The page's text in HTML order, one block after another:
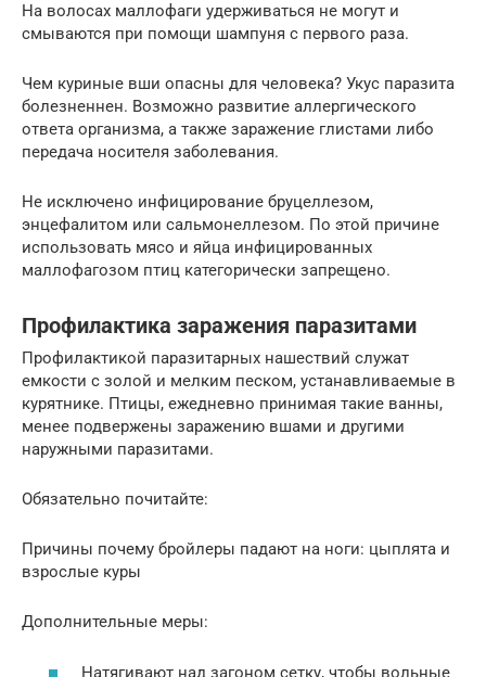
На волосах маллофаги удерживаться не могут и
смываются при помощи шампуня с первого раза.
Чем куриные вши опасны для человека? Укус паразита
болезненнен. Возможно развитие аллергического
ответа организма, а также заражение глистами либо
передача носителя заболевания.
Не исключено инфицирование бруцеллезом,
энцефалитом или сальмонеллезом. По этой причине
использовать мясо и яйца инфицированных
маллофагозом птиц категорически запрещено.
Профилактика заражения паразитами
Профилактикой паразитарных нашествий служат
емкости с золой и мелким песком, устанавливаемые в
курятнике. Птицы, ежедневно принимая такие ванны,
менее подвержены заражению вшами и другими
наружными паразитами.
Обязательно почитайте:
Причины почему бройлеры падают на ноги: цыплята и
взрослые куры
Дополнительные меры:
Натягивают над загоном сетку, чтобы вольные